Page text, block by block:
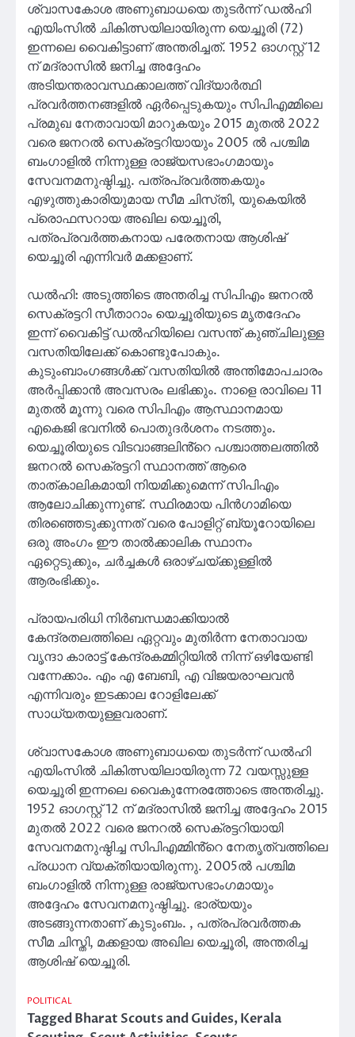
ശ്വാസകോശ അണുബാധയെ തുടർന്ന് ഡൽഹി
എയിംസിൽ ചികിത്സയിലായിരുന്ന യെച്ചൂരി (72)
ഇന്നലെ വൈകിട്ടാണ് അന്തരിച്ചത്. 1952 ഓഗസ്റ്റ് 12
ന് മദ്രാസിൽ ജനിച്ച അദ്ദേഹം
അടിയന്തരാവസ്ഥക്കാലത്ത് വിദ്യാർത്ഥി
പ്രവർത്തനങ്ങളിൽ ഏർപ്പെടുകയും സിപിഎമ്മിലെ
പ്രമുഖ നേതാവായി മാറുകയും 2015 മുതൽ 2022
വരെ ജനറൽ സെക്രട്ടറിയായും 2005 ൽ പശ്ചിമ
ബംഗാളിൽ നിന്നുള്ള രാജ്യസഭാംഗമായും
സേവനമനുഷ്ഠിച്ചു. പത്രപ്രവർത്തകയും
എഴുത്തുകാരിയുമായ സീമ ചിസ്‌തി, യുകെയിൽ
പ്രൊഫസറായ അഖില യെച്ചൂരി,
പത്രപ്രവർത്തകനായ പരേതനായ ആശിഷ്
യെച്ചൂരി എന്നിവർ മക്കളാണ്.
ഡൽഹി: അടുത്തിടെ അന്തരിച്ച സിപിഎം ജനറൽ
സെക്രട്ടറി സീതാറാം യെച്ചൂരിയുടെ മൃതദേഹം
ഇന്ന് വൈകിട്ട് ഡൽഹിയിലെ വസന്ത് കുഞ്ചിലുള്ള
വസതിയിലേക്ക് കൊണ്ടുപോകും.
കുടുംബാംഗങ്ങൾക്ക് വസതിയിൽ അന്തിമോപചാരം
അർപ്പിക്കാൻ അവസരം ലഭിക്കും. നാളെ രാവിലെ 11
മുതൽ മൂന്നു വരെ സിപിഎം ആസ്ഥാനമായ
എകെജി ഭവനിൽ പൊതുദർശനം നടത്തും.
യെച്ചൂരിയുടെ വിടവാങ്ങലിൻ്റെ പശ്ചാത്തലത്തിൽ
ജനറൽ സെക്രട്ടറി സ്ഥാനത്ത് ആരെ
താത്കാലികമായി നിയമിക്കുമെന്ന് സിപിഎം
ആലോചിക്കുന്നുണ്ട്. സ്ഥിരമായ പിൻഗാമിയെ
തിരഞ്ഞെടുക്കുന്നത് വരെ പോളിറ്റ് ബ്യൂറോയിലെ
ഒരു അംഗം ഈ താൽക്കാലിക സ്ഥാനം
ഏറ്റെടുക്കും, ചർച്ചകൾ ഒരാഴ്ചയ്ക്കുള്ളിൽ
ആരംഭിക്കും.
പ്രായപരിധി നിർബന്ധമാക്കിയാൽ
കേന്ദ്രതലത്തിലെ ഏറ്റവും മുതിർന്ന നേതാവായ
വൃന്ദാ കാരാട്ട് കേന്ദ്രകമ്മിറ്റിയിൽ നിന്ന് ഒഴിയേണ്ടി
വന്നേക്കാം. എം എ ബേബി, എ വിജയരാഘവൻ
എന്നിവരും ഇടക്കാല റോളിലേക്ക്
സാധ്യതയുള്ളവരാണ്.
ശ്വാസകോശ അണുബാധയെ തുടർന്ന് ഡൽഹി
എയിംസിൽ ചികിത്സയിലായിരുന്ന 72 വയസ്സുള്ള
യെച്ചൂരി ഇന്നലെ വൈകുന്നേരത്തോടെ അന്തരിച്ചു.
1952 ഓഗസ്റ്റ് 12 ന് മദ്രാസിൽ ജനിച്ച അദ്ദേഹം 2015
മുതൽ 2022 വരെ ജനറൽ സെക്രട്ടറിയായി
സേവനമനുഷ്ഠിച്ച സിപിഎമ്മിൻ്റെ നേതൃത്വത്തിലെ
പ്രധാന വ്യക്തിയായിരുന്നു. 2005ൽ പശ്ചിമ
ബംഗാളിൽ നിന്നുള്ള രാജ്യസഭാംഗമായും
അദ്ദേഹം സേവനമനുഷ്ഠിച്ചു. ഭാര്യയും
അടങ്ങുന്നതാണ് കുടുംബം. , പത്രപ്രവർത്തക
സീമ ചിസ്തി, മക്കളായ അഖില യെച്ചൂരി, അന്തരിച്ച
ആശിഷ് യെച്ചൂരി.
POLITICAL
TaggedBharat Scouts and Guides,Kerala